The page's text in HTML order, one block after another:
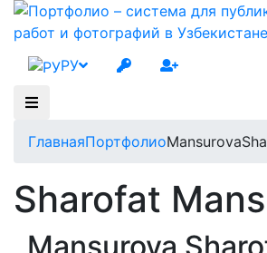
РУ
ГлавнаяПортфолио
Sharofat
Mansurova